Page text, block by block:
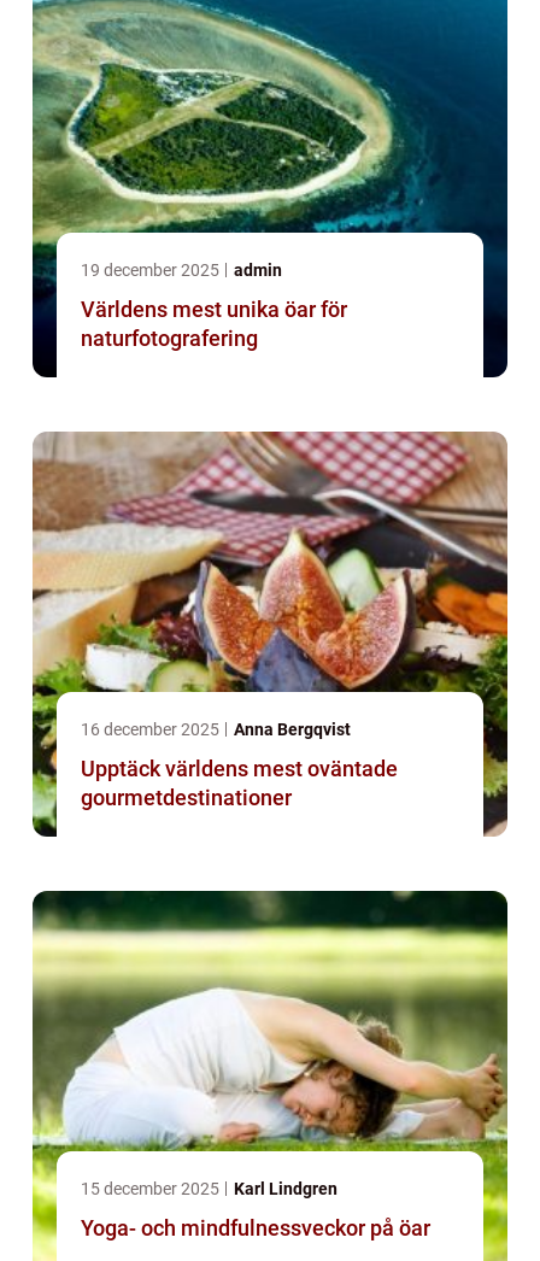
19 december 2025 admin
Världens mest unika öar för
naturfotografering
16 december 2025 Anna Bergqvist
Upptäck världens mest oväntade
gourmetdestinationer
15 december 2025 Karl Lindgren
Yoga- och mindfulnessveckor på öar